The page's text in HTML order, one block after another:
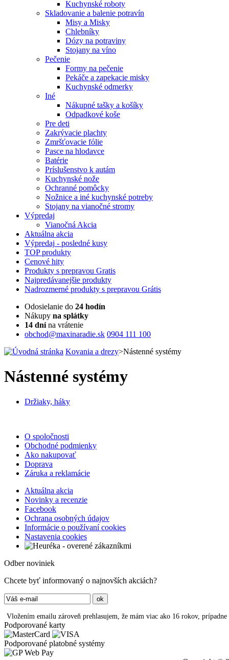
Kuchynské roboty
Skladovanie a balenie potravín
Misy a Misky
Chlebníky
Dózy na potraviny
Stojany na víno
Pečenie
Formy na pečenie
Pekáče a zapekacie misky
Kuchynské odmerky
Iné
Nákupné tašky a košíky
Odpadkové koše
Pre deti
Zakrývacie plachty
Zmršťovacie fólie
Pasce na hlodavce
Batérie
Príslušenstvo k autám
Kuchynské nože
Ochranné pomôcky
Nožnice a iné kuchynské potreby
Stojany na vianočné stromy
Výpredaj
Vianočná Akcia
Aktuálna akcia
Výpredaj - posledné kusy
TOPprodukty
Cenové hity
Produkty s prepravou Gratis
Najpredávanejšie produkty
Nadrozmerné produkty s prepravou Grátis
Odosielanie do 24 hodín
Nákupy na splátky
14 dnína vrátenie
obchod@maxinaradie.sk 0904 111 100
Kovania a drezy>Nástenné systémy
Nástenné systémy
Držiaky, háky
O spoločnosti
Obchodné podmienky
Ako nakupovať
Doprava
Záruka a reklamácie
Aktuálna akcia
Novinky a recenzie
Facebook
Ochrana osobných údajov
Informácie o používaní cookies
Nastavenia cookies
Odber noviniek
Chcete byť informovaný o najnovších akciách?
Vložením emailu zároveň prehlasujem, že mám viac ako 16 rokov,
Podporované karty
Podporované platobné systémy